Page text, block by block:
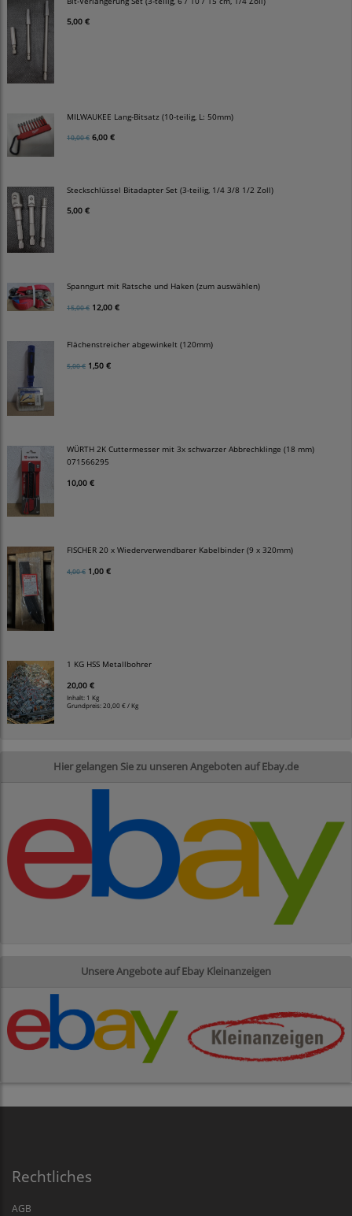
5,00 €
MILWAUKEE Lang-Bitsatz (10-teilig, L: 50mm)
10,00 € 6,00 €
Steckschlüssel Bitadapter Set (3-teilig, 1/4 3/8 1/2 Zoll)
5,00 €
Spanngurt mit Ratsche und Haken (zum auswählen)
15,00 € 12,00 €
Flächenstreicher abgewinkelt (120mm)
5,00 € 1,50 €
WÜRTH 2K Cuttermesser mit 3x schwarzer Abbrechklinge (18 mm)
071566295
10,00 €
FISCHER 20 x Wiederverwendbarer Kabelbinder (9 x 320mm)
4,00 € 1,00 €
1 KG HSS Metallbohrer
20,00 €
Inhalt: 1 Kg
Grundpreis: 20,00 € / Kg
Hier gelangen Sie zu unseren Angeboten auf Ebay.de
Unsere Angebote auf Ebay Kleinanzeigen
Rechtliches
AGB